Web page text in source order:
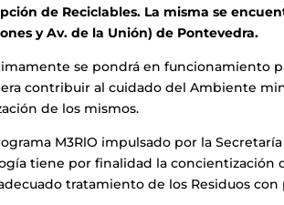
de Reciclables. La misma se
y Av. de la Unión) de Pontevedra.
se pondrá en funcionamiento
contribuir al cuidado del Ambiente
de los mismos.
M3RlO impulsado por la
tiene por finalidad la concientización
tratamiento de los Residuos